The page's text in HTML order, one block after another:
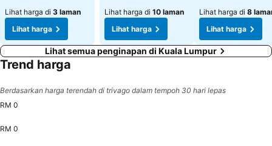
Lihat harga di 3 laman
Lihat harga
Lihat harga di 10 laman
Lihat harga
Lihat harga di 8
Lihat harga
Lihat semua penginapan di Kuala Lumpur
Trend harga
Berdasarkan harga terendah di trivago dalam tempoh 30 hari lepas
RM 0
RM 0